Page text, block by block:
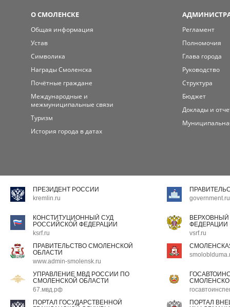
О СМОЛЕНСКЕ
Общая информация
Устав
Символика
Награды Смоленска
Почётные граждане
Международные и
межмуниципальные связи
Туризм
История города в датах
Регламент
Полномочия
Глава города
Руководство
Структура
Бюджет
Доклады и
ПРЕЗИДЕНТ РОССИИ
kremlin.ru
government.ru
КОНСТИТУЦИОННЫЙ СУД
РОССИЙСКОЙ ФЕДЕРАЦИИ
ksrf.ru
ФЕДЕРАЦИИ
vsrf.ru
ПРАВИТЕЛЬСТВО СМОЛЕНСКОЙ
ОБЛАСТИ
www.admin-smolensk.ru
УПРАВЛЕНИЕ МВД РОССИИ ПО
СМОЛЕНСКОЙ ОБЛАСТИ
67.мвд.рф
ПОРТАЛ ГОСУДАРСТВЕННОЙ
ПОРТАЛ